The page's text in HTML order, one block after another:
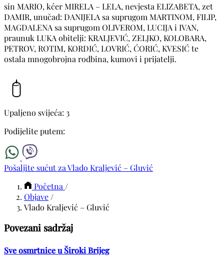
sin MARIO, kćer MIRELA – LELA, nevjesta ELIZABETA, zet
DAMIR, unučad: DANIJELA sa suprugom MARTINOM, FILIP,
MAGDALENA sa suprugom OLIVEROM, LUCIJA i IVAN,
praunuk LUKA obitelji: KRALJEVIĆ, ZELJKO, KOLOBARA,
PETROV, ROTIM, KORDIĆ, LOVRIĆ, ĆORIĆ, KVESIĆ te
ostala mnogobrojna rodbina, kumovi i prijatelji.
Upaljeno svijeća: 3
Podijelite putem:
Pošaljite sućut za Vlado Kraljević – Gluvić
Početna /
Objave /
Vlado Kraljević – Gluvić
Povezani sadržaj
Sve osmrtnice u Široki Brijeg